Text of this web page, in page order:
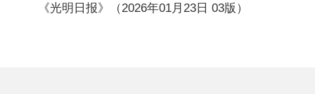
《光明日报》（2026年01月23日 03版）